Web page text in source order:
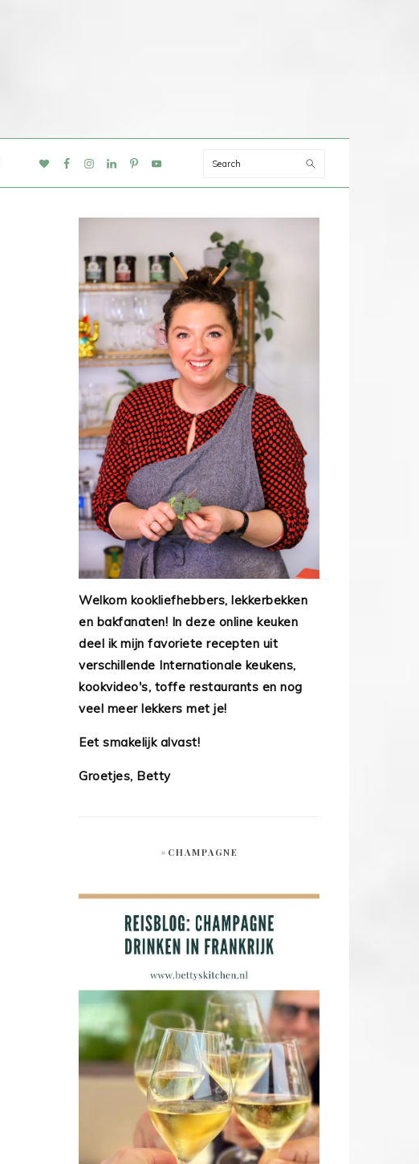
NAV
Search
Welkom kookliefhebbers, lekkerbekken
en bakfanaten! In deze online keuken
deel ik mijn favoriete recepten uit
verschillende Internationale keukens,
kookvideo's, toffe restaurants en nog
veel meer lekkers met je!
Eet smakelijk alvast!
Groetjes, Betty
#CHAMPAGNE